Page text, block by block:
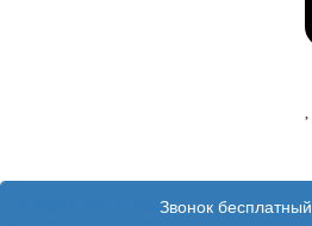
Звонок бесплатный